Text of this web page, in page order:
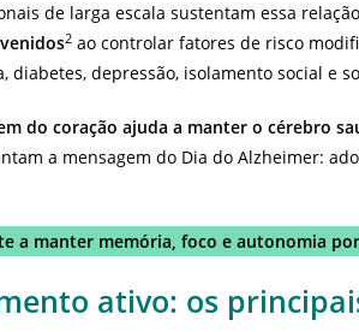
de larga escala sustentam essa
2 ao controlar fatores de risco
diabetes, depressão, isolamento social e
do coração ajuda a manter o cérebro
a mensagem do Dia do Alzheimer:
a manter memória, foco e autonomia
ativo: os